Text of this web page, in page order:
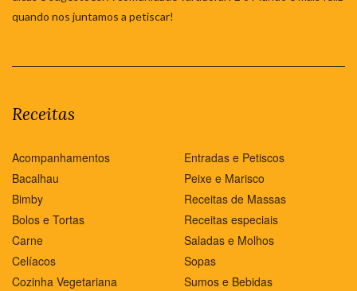
quando nos juntamos a petiscar!
Receitas
Acompanhamentos
Bacalhau
Bimby
Bolos e Tortas
Carne
Celíacos
Cozinha Vegetariana
Entradas e Petiscos
Peixe e Marisco
Receitas de Massas
Receitas especiais
Saladas e Molhos
Sopas
Sumos e Bebidas